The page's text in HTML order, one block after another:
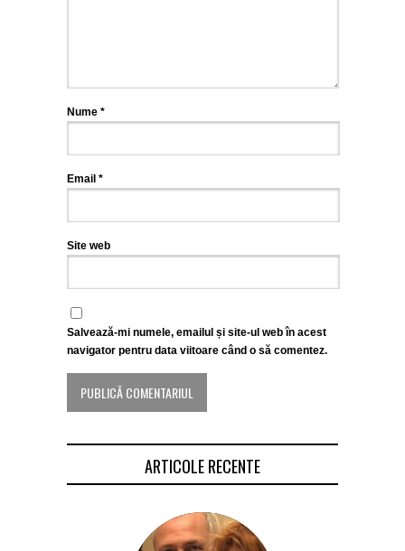
Nume *
Email *
Site web
Salvează-mi numele, emailul și site-ul web în acest
navigator pentru data viitoare când o să comentez.
ARTICOLE RECENTE